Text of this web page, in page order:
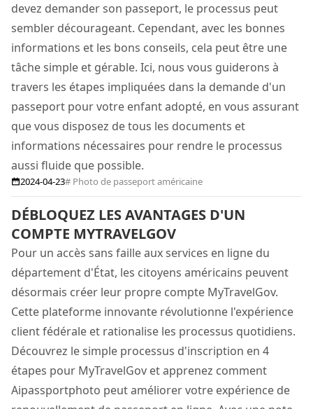
devez demander son passeport, le processus peut
sembler décourageant. Cependant, avec les bonnes
informations et les bons conseils, cela peut être une
tâche simple et gérable. Ici, nous vous guiderons à
travers les étapes impliquées dans la demande d'un
passeport pour votre enfant adopté, en vous assurant
que vous disposez de tous les documents et
informations nécessaires pour rendre le processus
aussi fluide que possible.
2024-04-23# Photo de passeport américaine
DÉBLOQUEZ LES AVANTAGES D'UN
COMPTE MYTRAVELGOV
Pour un accès sans faille aux services en ligne du
département d'État, les citoyens américains peuvent
désormais créer leur propre compte MyTravelGov.
Cette plateforme innovante révolutionne l'expérience
client fédérale et rationalise les processus quotidiens.
Découvrez le simple processus d'inscription en 4
étapes pour MyTravelGov et apprenez comment
Aipassportphoto peut améliorer votre expérience de